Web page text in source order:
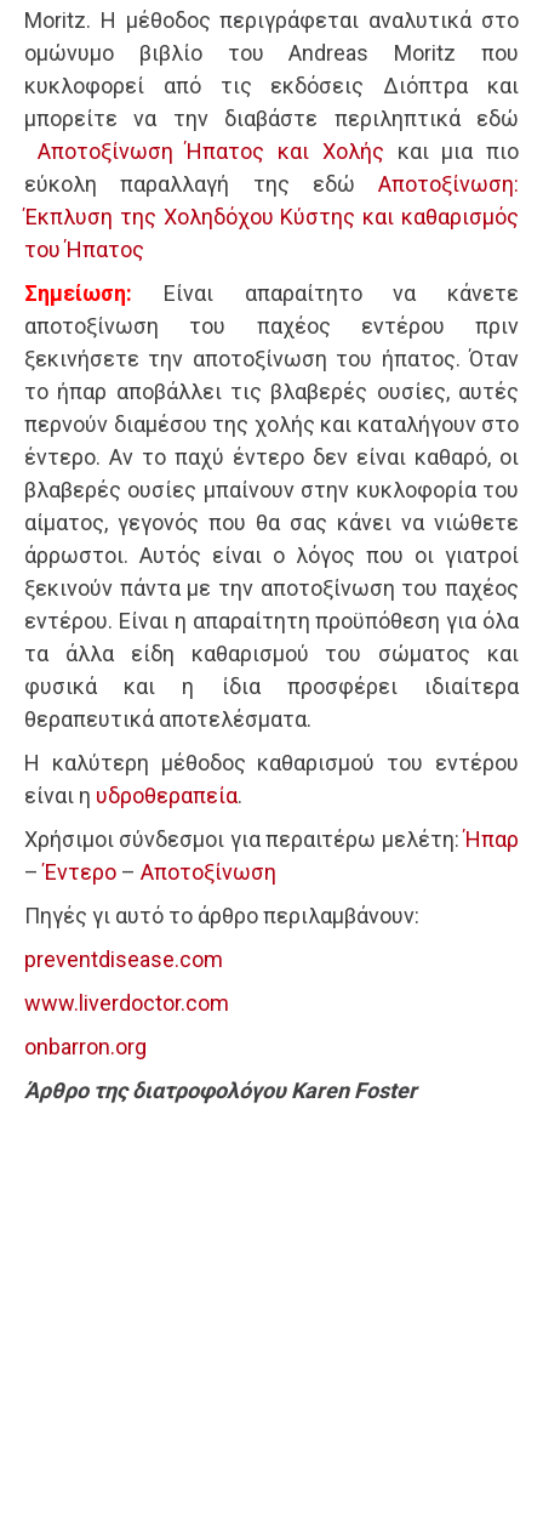
Moritz. Η μέθοδος περιγράφεται αναλυτικά στο
ομώνυμο βιβλίο του Andreas Moritz που
κυκλοφορεί από τις εκδόσεις Διόπτρα και
μπορείτε να την διαβάστε περιληπτικά εδώ
Αποτοξίνωση Ήπατος και Χολής και μια πιο
εύκολη παραλλαγή της εδώ Αποτοξίνωση:
Έκπλυση της Χοληδόχου Κύστης και καθαρισμός
του Ήπατος
Σημείωση: Είναι απαραίτητο να κάνετε
αποτοξίνωση του παχέος εντέρου πριν
ξεκινήσετε την αποτοξίνωση του ήπατος. Όταν
το ήπαρ αποβάλλει τις βλαβερές ουσίες, αυτές
περνούν διαμέσου της χολής και καταλήγουν στο
έντερο. Αν το παχύ έντερο δεν είναι καθαρό, οι
βλαβερές ουσίες μπαίνουν στην κυκλοφορία του
αίματος, γεγονός που θα σας κάνει να νιώθετε
άρρωστοι. Αυτός είναι ο λόγος που οι γιατροί
ξεκινούν πάντα με την αποτοξίνωση του παχέος
εντέρου. Είναι η απαραίτητη προϋπόθεση για όλα
τα άλλα είδη καθαρισμού του σώματος και
φυσικά και η ίδια προσφέρει ιδιαίτερα
θεραπευτικά αποτελέσματα.
Η καλύτερη μέθοδος καθαρισμού του εντέρου
είναι η υδροθεραπεία.
Χρήσιμοι σύνδεσμοι για περαιτέρω μελέτη:Ήπαρ
–Έντερο – Αποτοξίνωση
Πηγές γι αυτό το άρθρο περιλαμβάνουν:
preventdisease.com
www.liverdoctor.com
onbarron.org
Άρθρο της διατροφολόγου Karen Foster